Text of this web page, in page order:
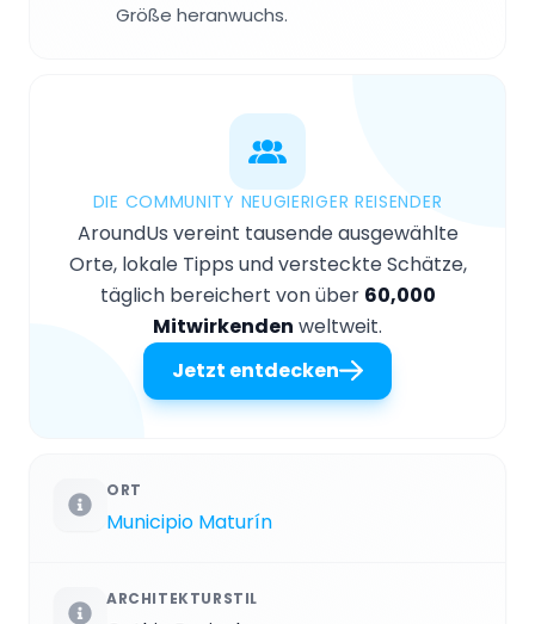
Größe heranwuchs.
DIE COMMUNITY NEUGIERIGER REISENDER
AroundUs vereint tausende ausgewählte
Orte, lokale Tipps und versteckte Schätze,
täglich bereichert von über 60,000
Mitwirkenden weltweit.
Jetzt entdecken
ORT
Municipio Maturín
ARCHITEKTURSTIL